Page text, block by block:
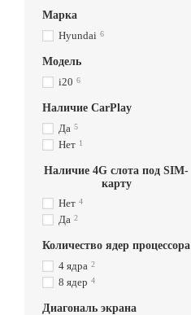
Марка
Hyundai 6
Модель
i20 6
Наличие CarPlay
Да 5
Нет 1
Наличие 4G слота под SIM-
карту
Нет 4
Да 2
Количество ядер процессора
4 ядра 2
8 ядер 4
Диагональ экрана